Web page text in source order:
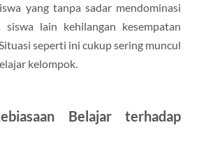
yang tanpa sadar mendominasi
siswa lain kehilangan kesempatan
seperti ini cukup sering muncul
kelompok.
Belajar terhadap